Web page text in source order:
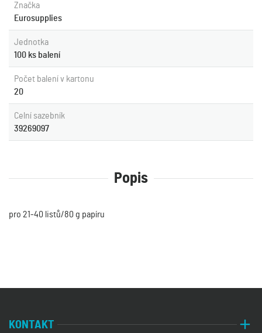
Značka
Eurosupplies
Jednotka
100 ks balení
Počet balení v kartonu
20
Celní sazebník
39269097
Popis
pro 21-40 listů/80 g papíru
KONTAKT